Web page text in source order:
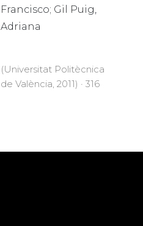
Francisco; Gil Puig,
Adriana
(Universitat Politècnica
de València, 2011) · 316